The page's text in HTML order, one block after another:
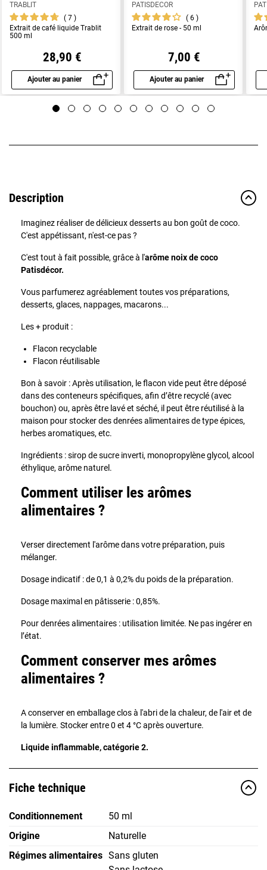
TRABLIT
7
Extrait de café liquide Trablit
500 ml
28,90 €
Ajouter au panier
Aperçu rapide
PATISDECOR
6
Extrait de rose - 50 ml
7,00 €
Ajouter au panier
Aperçu rapide
Description
Imaginez réaliser de délicieux desserts au bon goût de coco.
C'est appétissant, n'est-ce pas ?
C'est tout à fait possible, grâce à l'arôme noix de coco
Patisdécor.
Vous parfumerez agréablement toutes vos préparations,
desserts, glaces, nappages, macarons...
Les + produit :
Flacon recyclable
Flacon réutilisable
Bon à savoir : Après utilisation, le flacon vide peut être déposé
dans des conteneurs spécifiques, afin d’être recyclé (avec
bouchon) ou, après être lavé et séché, il peut être réutilisé à la
maison pour stocker des denrées alimentaires de type épices,
herbes aromatiques, etc.
Ingrédients : sirop de sucre inverti, monopropylène glycol, alcool
éthylique, arôme naturel.
Comment utiliser les arômes
alimentaires ?
Verser directement l'arôme dans votre préparation, puis
mélanger.
Dosage indicatif : de 0,1 à 0,2% du poids de la préparation.
Dosage maximal en pâtisserie : 0,85%.
Pour denrées alimentaires : utilisation limitée. Ne pas ingérer en
l’état.
Comment conserver mes arômes
alimentaires ?
A conserver en emballage clos à l'abri de la chaleur, de l'air et de
la lumière. Stocker entre 0 et 4 °C après ouverture.
Liquide inflammable, catégorie 2.
Fiche technique
Conditionnement
50 ml
Origine
Naturelle
Régimes alimentaires Sans gluten